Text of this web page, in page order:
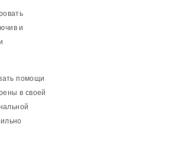
и
помощи
в своей